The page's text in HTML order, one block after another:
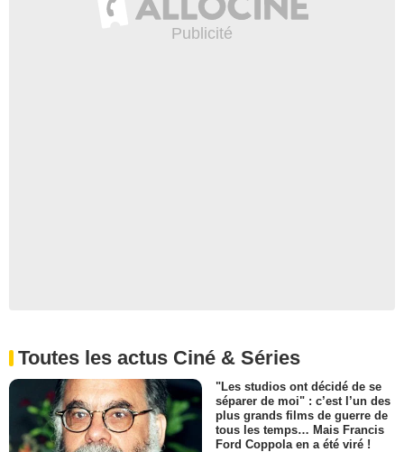
Toutes les actus Ciné & Séries
"Les studios ont décidé de se
séparer de moi" : c’est l’un des
plus grands films de guerre de
tous les temps… Mais Francis
Ford Coppola en a été viré !